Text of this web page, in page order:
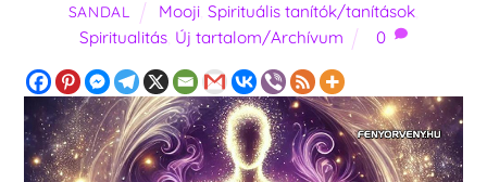
SANDAL Mooji ,Spirituális tanítók/tanítások
Spiritualitás, Új tartalom/Archívum 0